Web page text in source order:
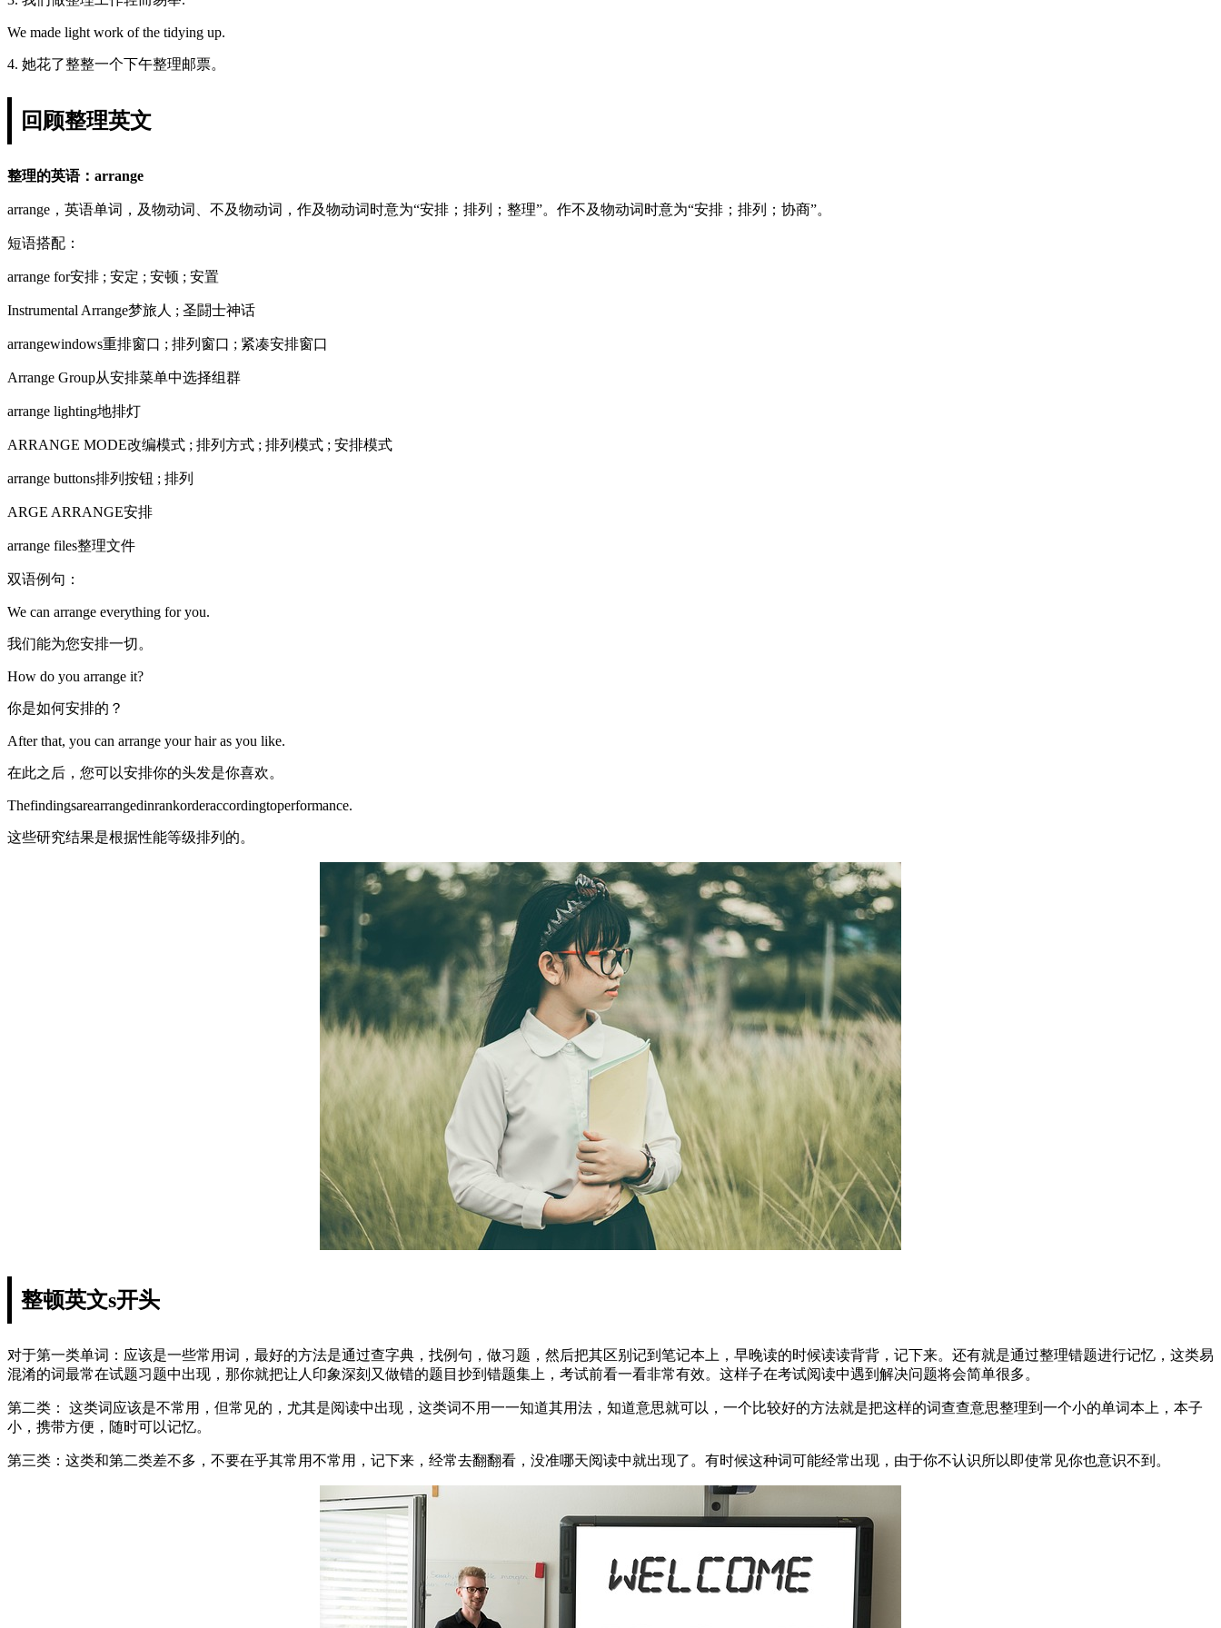
We made light work of the tidying up.
4. 她花了整整一个下午整理邮票。
回顾整理英文
整理的英语：arrange
arrange，英语单词，及物动词、不及物动词，作及物动词时意为“安排；排列；整理”。作不及物动词时意为“安排；排列；协商”。
短语搭配：
arrange for安排 ; 安定 ; 安顿 ; 安置
Instrumental Arrange梦旅人 ; 圣闘士神话
arrangewindows重排窗口 ; 排列窗口 ; 紧凑安排窗口
Arrange Group从安排菜单中选择组群
arrange lighting地排灯
ARRANGE MODE改编模式 ; 排列方式 ; 排列模式 ; 安排模式
arrange buttons排列按钮 ; 排列
ARGE ARRANGE安排
arrange files整理文件
双语例句：
We can arrange everything for you.
我们能为您安排一切。
How do you arrange it?
你是如何安排的？
After that, you can arrange your hair as you like.
在此之后，您可以安排你的头发是你喜欢。
Thefindingsarearrangedinrankorderaccordingtoperformance.
这些研究结果是根据性能等级排列的。
整顿英文s开头
对于第一类单词：应该是一些常用词，最好的方法是通过查字典，找例句，做习题，然后把其区别记到笔记本上，早晚读的时候读读背背，记下来。还有就是通过整理错题进行记忆，这类易
混淆的词最常在试题习题中出现，那你就把让人印象深刻又做错的题目抄到错题集上，考试前看一看非常有效。这样子在考试阅读中遇到解决问题将会简单很多。
第二类： 这类词应该是不常用，但常见的，尤其是阅读中出现，这类词不用一一知道其用法，知道意思就可以，一个比较好的方法就是把这样的词查查意思整理到一个小的单词本上，本子
小，携带方便，随时可以记忆。
第三类：这类和第二类差不多，不要在乎其常用不常用，记下来，经常去翻翻看，没准哪天阅读中就出现了。有时候这种词可能经常出现，由于你不认识所以即使常见你也意识不到。